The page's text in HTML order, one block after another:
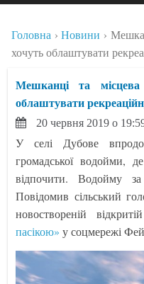
Головна Новини
хочуть облаштувати
Мешканці та
облаштувати
20 червня 2019 о
У селі Дубове
громадської водойми,
відпочити. Водойму
Повідомив сільський
новоствореній
пасікою» у соцмережі